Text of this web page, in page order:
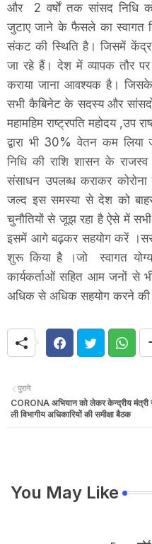
और 2 वर्षों तक सांसद निधि
जुटाए जाने के फैसले का स्वागत
संकट की स्थिति है। जिसमें केंद्र
जा रहे हैं। देश में व्यापक तौर पर
कराया जाना आवश्यक है।
सभी कैबिनेट के सदस्य और सांसदो
महामहिम राष्ट्रपति महोदय ,उप
द्वारा भी 30% वेतन कम
निधि की राशि शासन के
संसाधन उपलब्ध कराकर
जल्द इस समस्या से देश को
चुनौतियों से जूझ रहा है ऐसे में
इसमें आगे बढ़कर सहयोग करें
शुरू किया है ।जो स्वागत
कार्यकर्ताओं सहित आम जनों से
अधिक से अधिक सहयोग करने की
पुराने
CORONA अभियान को लेकर केन्द्रीय मंत्री
ली विभागीय अधिकारियों की समीक्षा बैठक
You May Like